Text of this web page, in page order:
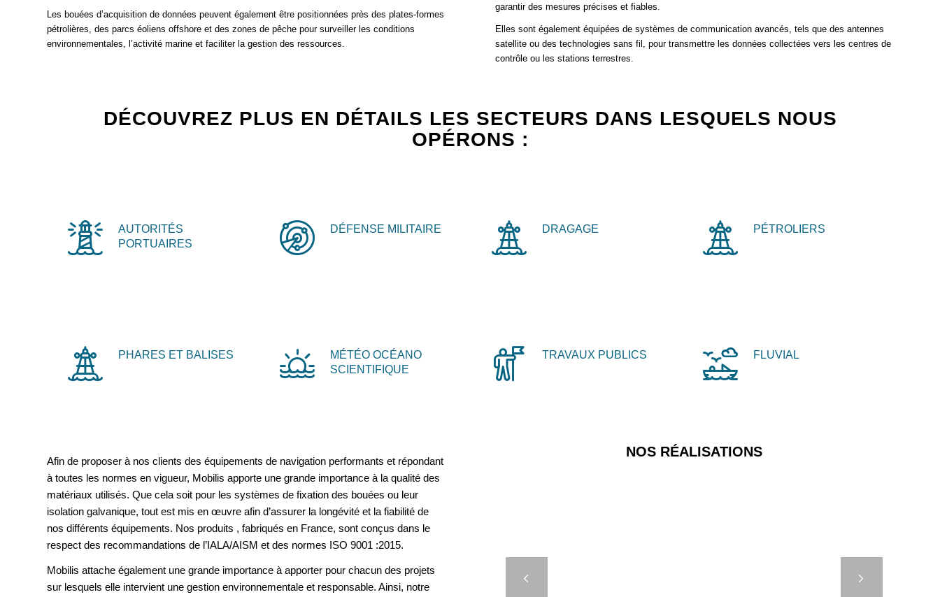
Les bouées d’acquisition de données peuvent également être positionnées près des plates-formes
pétrolières, des parcs éoliens offshore et des zones de pêche pour surveiller les conditions
environnementales, l’activité marine et faciliter la gestion des ressources.
garantir des mesures précises et fiables.
Elles sont également équipées de systèmes de communication avancés, tels que des antennes
satellite ou des technologies sans fil, pour transmettre les données collectées vers les centres de
contrôle ou les stations terrestres.
DÉCOUVREZ PLUS EN DÉTAILS LES SECTEURS DANS LESQUELS NOUS
OPÉRONS :
AUTORITÉS
PORTUAIRES
DÉFENSE MILITAIRE DRAGAGE PÉTROLIERS
PHARES ET BALISES
MÉTÉO OCÉANO
SCIENTIFIQUE
TRAVAUX PUBLICS FLUVIAL
Afin de proposer à nos clients des équipements de navigation performants et répondant
à toutes les normes en vigueur, Mobilis apporte une grande importance à la qualité des
matériaux utilisés. Que cela soit pour les systèmes de fixation des bouées ou leur
isolation galvanique, tout est mis en œuvre afin d’assurer la longévité et la fiabilité de
nos différents équipements. Nos produits , fabriqués en France, sont conçus dans le
respect des recommandations de l’IALA/AISM et des normes ISO 9001 :2015.
Mobilis attache également une grande importance à apporter pour chacun des projets
sur lesquels elle intervient une gestion environnementale et responsable. Ainsi, notre
NOS RÉALISATIONS
Précédent